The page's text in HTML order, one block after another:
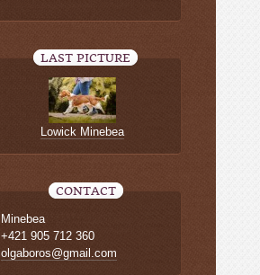
LAST PICTURE
Lowick Minebea
CONTACT
Minebea
+421 905 712 360
olgaboros@gmail.com